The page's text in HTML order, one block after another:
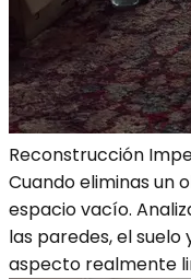
Reconstrucción
Cuando eliminas un
espacio vacío.
las paredes, el
aspecto realmente